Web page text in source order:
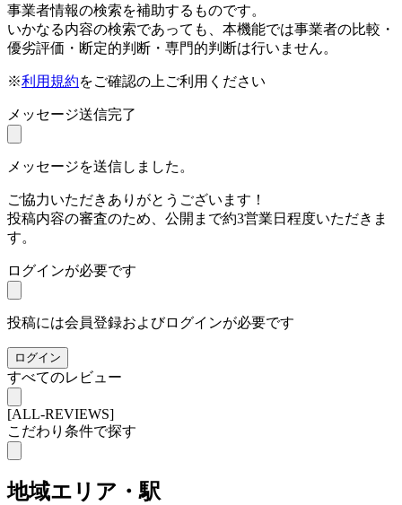
事業者情報の検索を補助するものです。
いかなる内容の検索であっても、本機能では事業者の比較・
優劣評価・断定的判断・専門的判断は行いません。
※利用規約をご確認の上ご利用ください
メッセージ送信完了
メッセージを送信しました。
ご協力いただきありがとうございます！
投稿内容の審査のため、公開まで約3営業日程度いただきま
す。
ログインが必要です
投稿には会員登録およびログインが必要です
ログイン
すべてのレビュー
[ALL-REVIEWS]
こだわり条件で探す
地域エリア・駅